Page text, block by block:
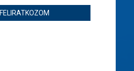
FELIRATKOZOM